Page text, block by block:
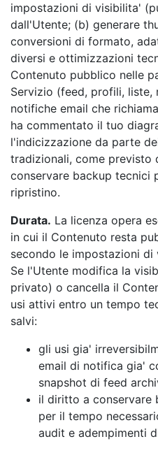
impostazioni di visibilita'
dall'Utente; (b) generare
conversioni di formato,
diversi e ottimizzazioni
Contenuto pubblico nelle
Servizio (feed, profili, liste,
notifiche email che
ha commentato il tuo
l'indicizzazione da parte
tradizionali, come previsto
conservare backup tecnici
ripristino.
Durata. La licenza opera
in cui il Contenuto resta
secondo le impostazioni
Se l'Utente modifica la
privato) o cancella il
usi attivi entro un tempo
salvi:
gli usi gia'
email di notifica gia'
snapshot di feed
il diritto a conservare
per il tempo
audit e adempimenti